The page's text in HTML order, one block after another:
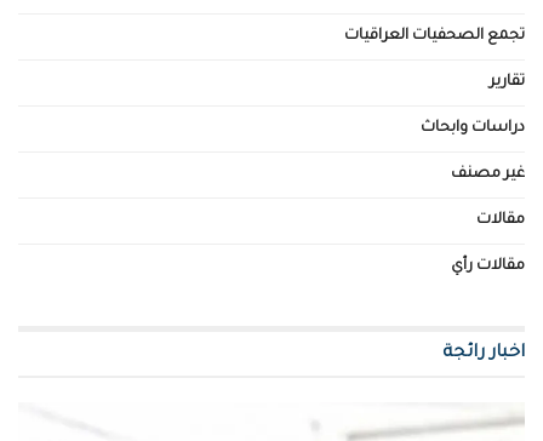
تجمع الصحفيات العراقيات
تقارير
دراسات وابحاث
غير مصنف
مقالات
مقالات رأي
اخبار رائجة